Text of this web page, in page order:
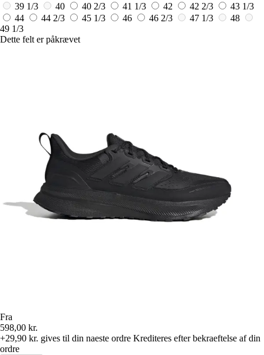
39 1/3
40 40 2/3 41 1/3 42 42 2/3
43 1/3
44
44 2/3 45 1/3 46 46 2/3 47 1/3
48
49 1/3
Dette felt er påkrævet
Fra
598,00 kr.
+29,90 kr. gives til din naeste ordre Krediteres efter bekraeftelse af din
ordre